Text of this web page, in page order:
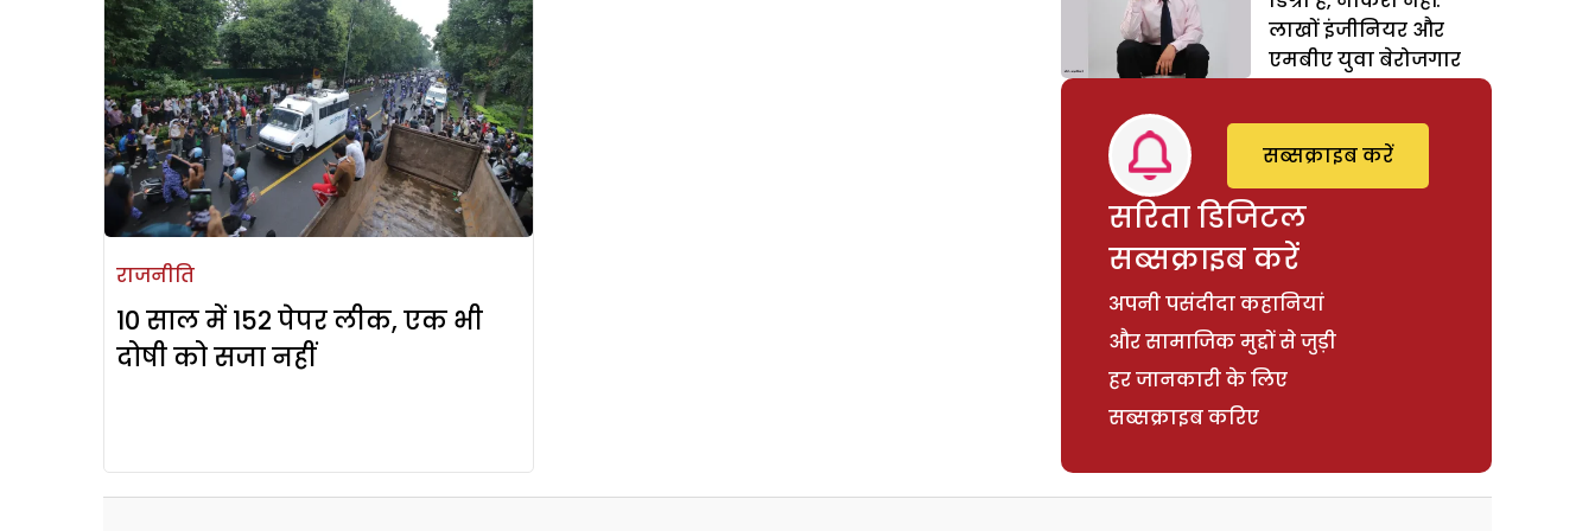
राजनीति
10 साल में 152 पेपर लीक, एक भी
दोषी को सजा नहीं
लाखों इंजीनियर और
एमबीए युवा बेरोजगार
सरिता डिजिटल
सब्सक्राइब करें
अपनी पसंदीदा कहानियां
और सामाजिक मुद्दों से जुड़ी
हर जानकारी के लिए
सब्सक्राइब करिए
सब्सक्राइब करें